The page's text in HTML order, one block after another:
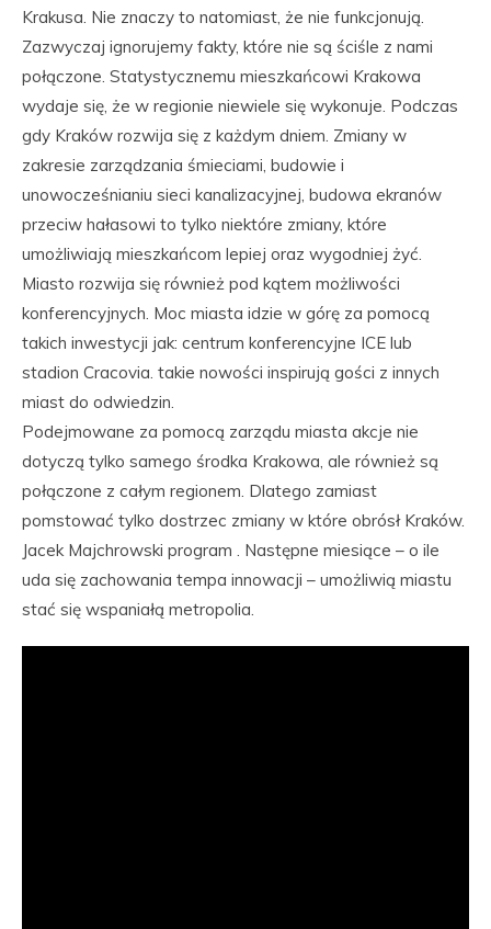
Krakusa. Nie znaczy to natomiast, że nie funkcjonują.
Zazwyczaj ignorujemy fakty, które nie są ściśle z nami
połączone. Statystycznemu mieszkańcowi Krakowa
wydaje się, że w regionie niewiele się wykonuje. Podczas
gdy Kraków rozwija się z każdym dniem. Zmiany w
zakresie zarządzania śmieciami, budowie i
unowocześnianiu sieci kanalizacyjnej, budowa ekranów
przeciw hałasowi to tylko niektóre zmiany, które
umożliwiają mieszkańcom lepiej oraz wygodniej żyć.
Miasto rozwija się również pod kątem możliwości
konferencyjnych. Moc miasta idzie w górę za pomocą
takich inwestycji jak: centrum konferencyjne ICE lub
stadion Cracovia. takie nowości inspirują gości z innych
miast do odwiedzin.
Podejmowane za pomocą zarządu miasta akcje nie
dotyczą tylko samego środka Krakowa, ale również są
połączone z całym regionem. Dlatego zamiast
pomstować tylko dostrzec zmiany w które obrósł Kraków.
Jacek Majchrowski program . Następne miesiące – o ile
uda się zachowania tempa innowacji – umożliwią miastu
stać się wspaniałą metropolia.